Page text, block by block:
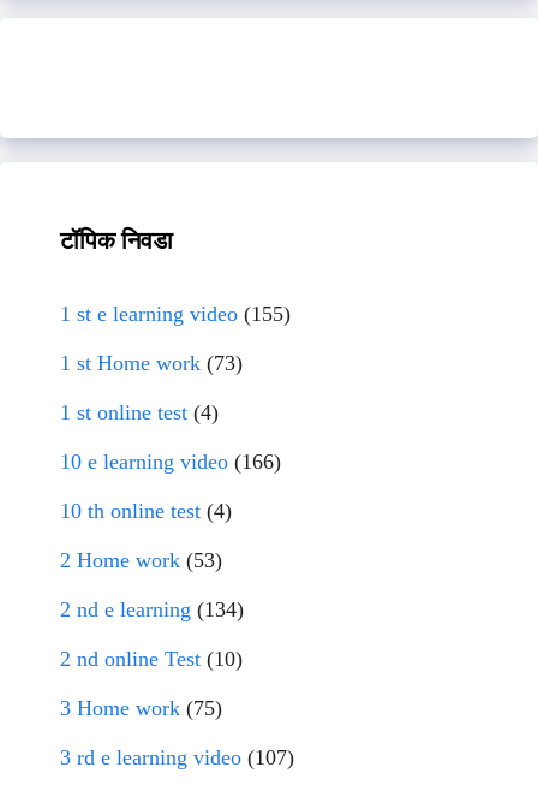
टॉपिक निवडा
1 st e learning video (155)
1 st Home work (73)
1 st online test (4)
10 e learning video (166)
10 th online test (4)
2 Home work (53)
2 nd e learning (134)
2 nd online Test (10)
3 Home work (75)
3 rd e learning video (107)